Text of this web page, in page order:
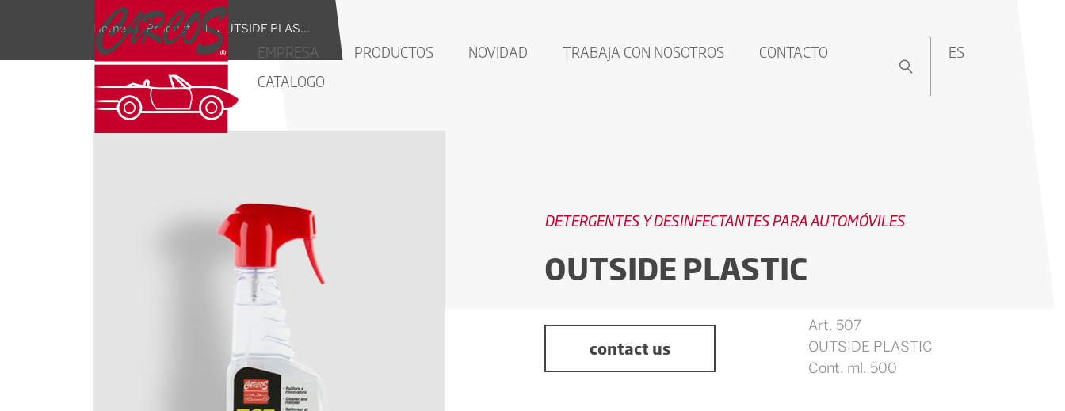
EMPRESA PRODUCTOS NOVIDAD TRABAJA CON NOSOTROS
CONTACTO
CATALOGO
ES
Home | Products | OUTSIDE PLASTIC - CARCOS
DETERGENTES Y DESINFECTANTES PARA AUTOMÓVILES
OUTSIDE PLASTIC
contact us
Art. 507
OUTSIDE PLASTIC
Cont. ml. 500